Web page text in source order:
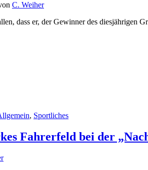
C. Weiher
dass er, der Gewinner des diesjährigen
, Sportliches
Fahrerfeld bei der